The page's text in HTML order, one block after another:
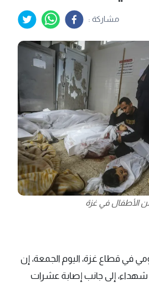
مشاركة :
الأطفال في غزة
في قطاع غزة، اليوم الجمعة، إن
سقطوا شهداء، إلى جانب إصابة عشرات